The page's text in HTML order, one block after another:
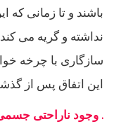
باشند و تا زمانی که
نداشته و گریه می
سازگاری با چرخه
این اتفاق پس از
. وجود ناراحتی